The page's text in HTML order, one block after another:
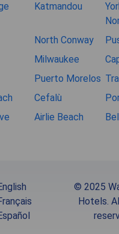
Katmandou
North Conway
Milwaukee
Puerto Morelos
Cefalù
Airlie Beach
© 2025
Hotels.